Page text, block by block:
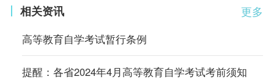
更多
相关资讯
高等教育自学考试暂行条例
提醒：各省2024年4月高等教育自学考试考前须知